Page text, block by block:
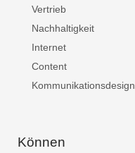
Vertrieb
Nachhaltigkeit
Internet
Content
Kommunikationsdesign
Können